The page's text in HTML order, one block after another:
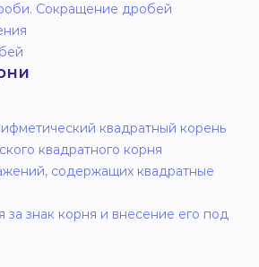
Сокращение дробей
квадратный корень
квадратного корня
содержащих квадратные
знак корня и внесение его под